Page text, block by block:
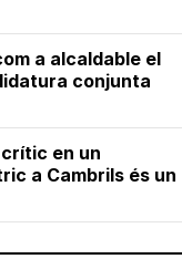
a alcaldable el
conjunta
en un
a Cambrils és un